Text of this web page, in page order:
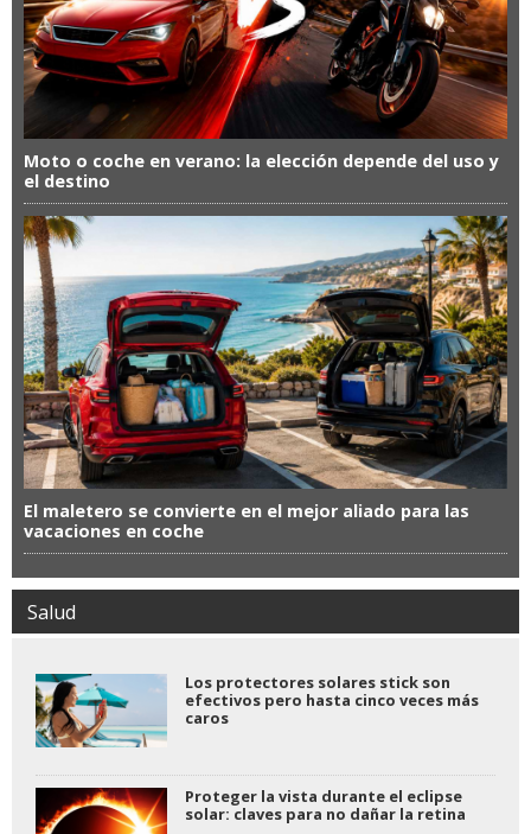
Moto o coche en verano: la elección depende del uso y
el destino
El maletero se convierte en el mejor aliado para las
vacaciones en coche
Salud
Los protectores solares stick son
efectivos pero hasta cinco veces más
caros
Proteger la vista durante el eclipse
solar: claves para no dañar la retina